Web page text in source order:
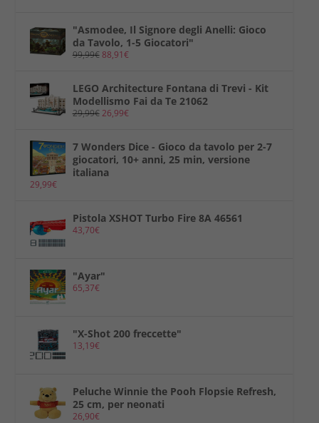
"Asmodee, Il Signore degli Anelli: Gioco
da Tavolo, 1-5 Giocatori"
99,99€88,91€
LEGO Architecture Fontana di Trevi - Kit
Modellismo Fai da Te 21062
29,99€26,99€
7 Wonders Dice - Gioco da tavolo per 2-7
giocatori, 10+ anni, 25 min, versione
italiana
29,99€
Pistola XSHOT Turbo Fire 8A 46561
43,70€
"Ayar"
65,37€
"X-Shot 200 freccette"
13,19€
Peluche Winnie the Pooh Flopsie Refresh,
25 cm, per neonati
26,90€